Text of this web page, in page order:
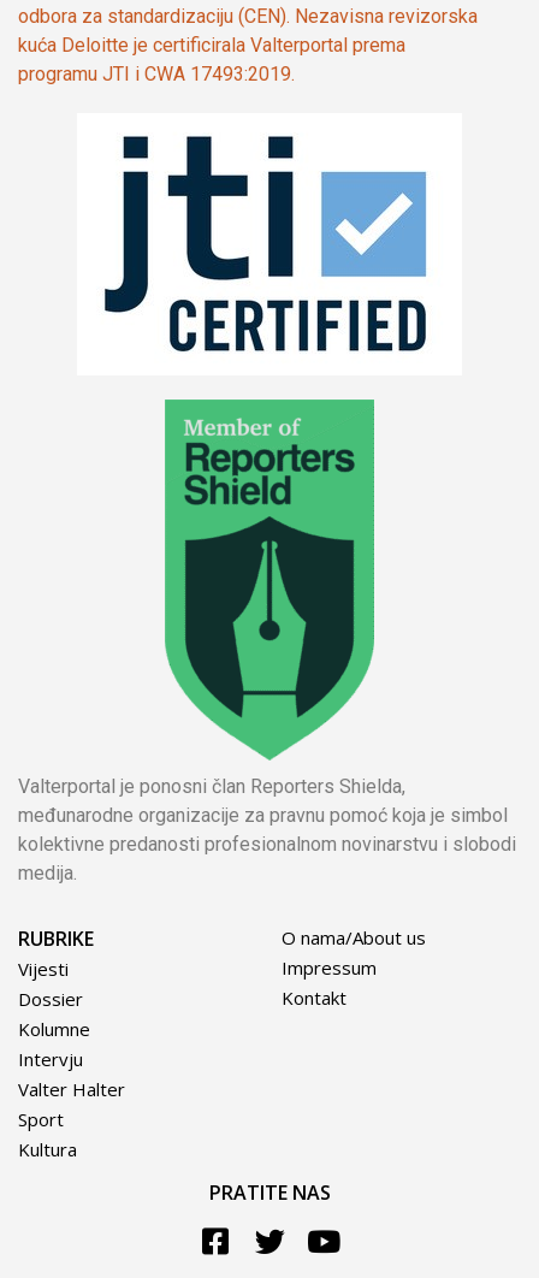
odbora za standardizaciju (CEN). Nezavisna revizorska
kuća Deloitte je certificirala Valterportal prema
programu JTI i CWA 17493:2019.
Valterportal je ponosni član Reporters Shielda,
međunarodne organizacije za pravnu pomoć koja je simbol
kolektivne predanosti profesionalnom novinarstvu i slobodi
medija.
RUBRIKE
Vijesti
Dossier
Kolumne
Intervju
Valter Halter
Sport
Kultura
O nama/About us
Impressum
Kontakt
PRATITE NAS